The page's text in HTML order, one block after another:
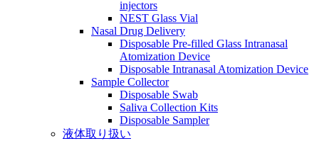
injectors
NEST Glass Vial
Nasal Drug Delivery
Disposable Pre-filled Glass Intranasal
Atomization Device
Disposable Intranasal Atomization Device
Sample Collector
Disposable Swab
Saliva Collection Kits
Disposable Sampler
液体取り扱い